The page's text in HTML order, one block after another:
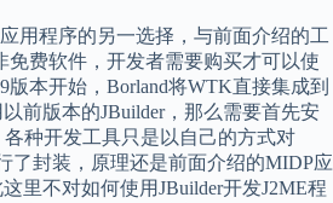
程序的另一选择，与前面介绍的工
免费软件，开发者需要购买才可以使
版本开始，Borland将WTK直接集成到
前版本的JBuilder，那么需要首先安
各种开发工具只是以自己的方式对
了封装，原理还是前面介绍的MIDP应
里不对如何使用JBuilder开发J2ME程